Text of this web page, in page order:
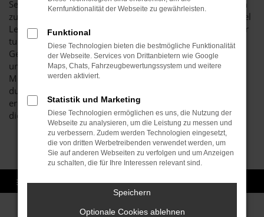
Seit mehr als 40 Jahren haben wir mit Kia Gebrauchtwagen
zu tun und sind bis heute ein Familienunternehmen mit viel
Leidenschaft und enormem Know-how. Wir lieben, was wir
tun und stehen voll und ganz hinter den Kia
Gebrauchtwagen, die wir Ihnen anbieten. Möglich ist dies
unter anderem durch die Expertise unserer Kfz-
Meisterwerkstatt. Wir checken jedes Fahrzeug gründlich
durch und stellen auf diese Weise sicher, dass Sie
erstklassige Qualität erhalten. Das ist unser Credo und an
diesem hohen Anspruch lassen wir uns messen.
Kernfunktionalität der Webseite zu gewährleisten.
Funktional
Diese Technologien bieten die bestmögliche Funktionalität
der Webseite. Services von Drittanbietern wie Google
Maps, Chats, Fahrzeugbewertungssystem und weitere
werden aktiviert.
Statistik und Marketing
Diese Technologien ermöglichen es uns, die Nutzung der
Webseite zu analysieren, um die Leistung zu messen und
zu verbessern. Zudem werden Technologien eingesetzt,
die von dritten Werbetreibenden verwendet werden, um
Sie auf anderen Webseiten zu verfolgen und um Anzeigen
zu schalten, die für Ihre Interessen relevant sind.
Speichern
Optionale Cookies ablehnen